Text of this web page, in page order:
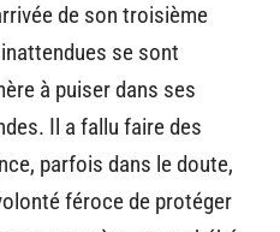
de son troisième
se sont
à puiser dans ses
Il a fallu faire des
parfois dans le doute,
féroce de protéger